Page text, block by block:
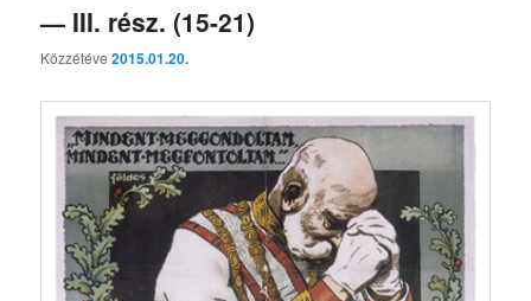
— III. rész. (15-21)
Közzétéve2015.01.20.